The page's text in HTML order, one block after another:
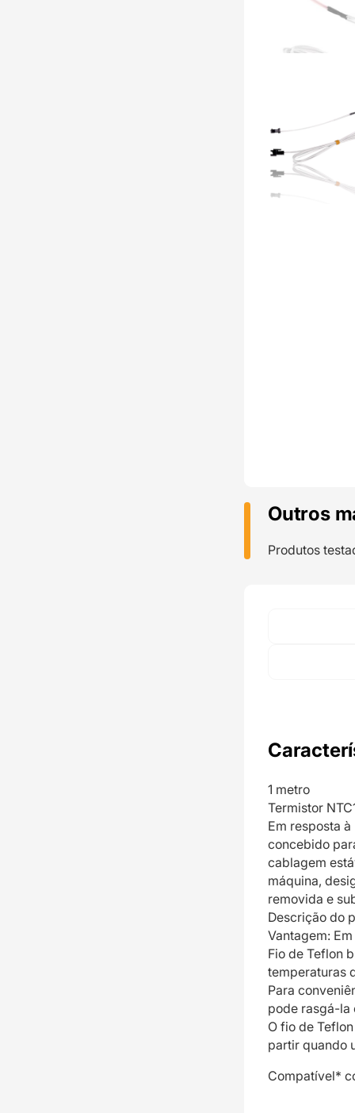
Outros
Produtos
1 metro
Termistor
Em resposta
concebido
cablagem
máquina,
removida e
Descrição do
Vantagem:
Fio de Teflon
temperaturas
Para
pode rasgá-la
O fio de
partir quando
Compatível*